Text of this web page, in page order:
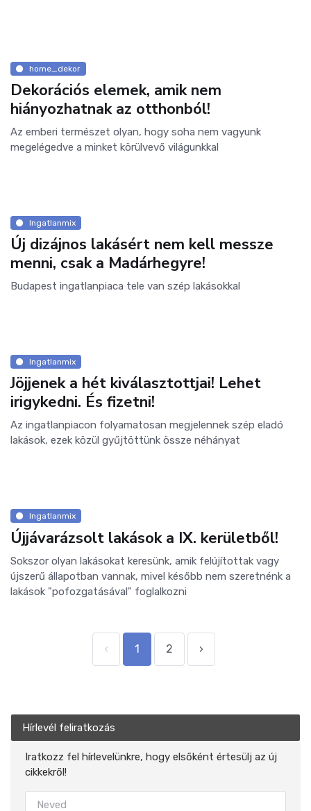
home_dekor
Dekorációs elemek, amik nem
hiányozhatnak az otthonból!
Az emberi természet olyan, hogy soha nem vagyunk
megelégedve a minket körülvevő világunkkal
Ingatlanmix
Új dizájnos lakásért nem kell messze
menni, csak a Madárhegyre!
Budapest ingatlanpiaca tele van szép lakásokkal
Ingatlanmix
Jöjjenek a hét kiválasztottjai! Lehet
irigykedni. És fizetni!
Az ingatlanpiacon folyamatosan megjelennek szép eladó
lakások, ezek közül gyűjtöttünk össze néhányat
Ingatlanmix
Újjávarázsolt lakások a IX. kerületből!
Sokszor olyan lakásokat keresünk, amik felújítottak vagy
újszerű állapotban vannak, mivel később nem szeretnénk a
lakások "pofozgatásával" foglalkozni
‹ 1 2 ›
Hírlevél feliratkozás
Iratkozz fel hírlevelünkre, hogy elsőként értesülj az új
cikkekről!